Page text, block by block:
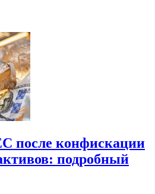
после конфискации
подробный